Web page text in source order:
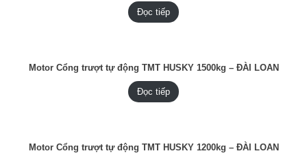
Đọc tiếp
Motor Cổng trượt tự động TMT HUSKY 1500kg – ĐÀI LOAN
Đọc tiếp
Motor Cổng trượt tự động TMT HUSKY 1200kg – ĐÀI LOAN